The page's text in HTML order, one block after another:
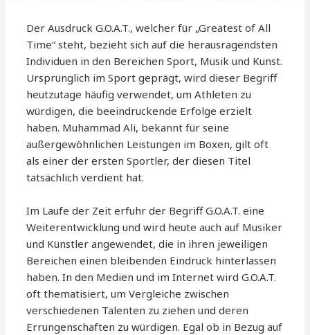
Der Ausdruck G.O.A.T., welcher für „Greatest of All
Time“ steht, bezieht sich auf die herausragendsten
Individuen in den Bereichen Sport, Musik und Kunst.
Ursprünglich im Sport geprägt, wird dieser Begriff
heutzutage häufig verwendet, um Athleten zu
würdigen, die beeindruckende Erfolge erzielt
haben. Muhammad Ali, bekannt für seine
außergewöhnlichen Leistungen im Boxen, gilt oft
als einer der ersten Sportler, der diesen Titel
tatsächlich verdient hat.
Im Laufe der Zeit erfuhr der Begriff G.O.A.T. eine
Weiterentwicklung und wird heute auch auf Musiker
und Künstler angewendet, die in ihren jeweiligen
Bereichen einen bleibenden Eindruck hinterlassen
haben. In den Medien und im Internet wird G.O.A.T.
oft thematisiert, um Vergleiche zwischen
verschiedenen Talenten zu ziehen und deren
Errungenschaften zu würdigen. Egal ob in Bezug auf